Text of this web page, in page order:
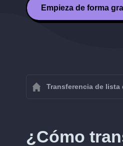
Empieza de forma
Transferencia de lista
¿Cómo